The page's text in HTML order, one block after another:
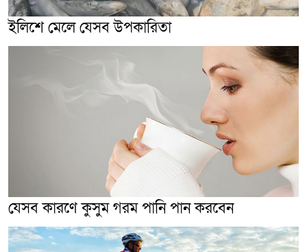
ইলিশে মেলে যেসব উপকারিতা
যেসব কারণে কুসুম গরম পানি পান করবেন